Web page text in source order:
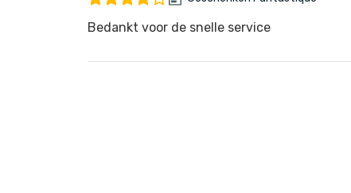
Bedankt voor de snelle service